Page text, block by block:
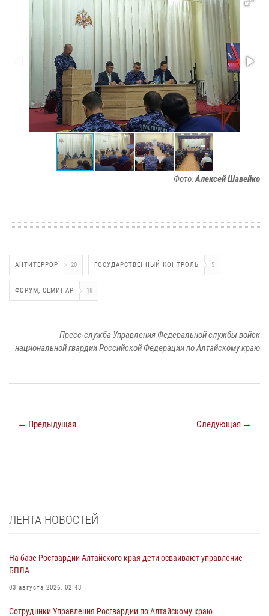
Фото:Алексей Шавейко
АНТИТЕРРОР 20 ГОСУДАРСТВЕННЫЙ КОНТРОЛЬ 5
ФОРУМ, СЕМИНАР 18
Пресс-служба Управления Федеральной службы войск
национальной гвардии Российской Федерации по Алтайскому краю
← Предыдущая Следующая →
ЛЕНТА НОВОСТЕЙ
На базе Росгвардии Алтайского края дети осваивают управление
БПЛА
03 августа 2026, 02:43
Сотрудники Управления Росгвардии по Алтайскому краю